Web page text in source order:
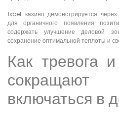
1xbet казино демонстрируется
для органичного появления
содержать улучшение деловой
сохранение оптимальной теплоты и
Как тревога
сокращают
включаться в